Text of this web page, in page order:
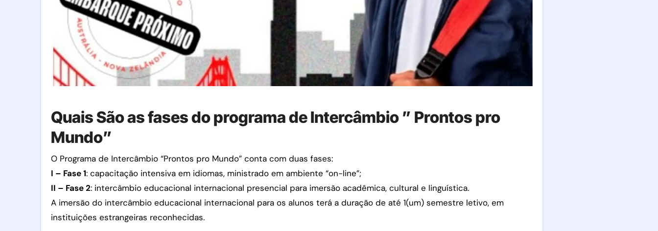
Quais São as fases do programa de Intercâmbio ” Prontos pro
Mundo”
O Programa de Intercâmbio “Prontos pro Mundo” conta com duas fases:
I – Fase 1: capacitação intensiva em idiomas, ministrado em ambiente “on-line”;
II – Fase 2: intercâmbio educacional internacional presencial para imersão acadêmica, cultural e linguística.
A imersão do intercâmbio educacional internacional para os alunos terá a duração de até 1(um) semestre letivo, em
instituições estrangeiras reconhecidas.